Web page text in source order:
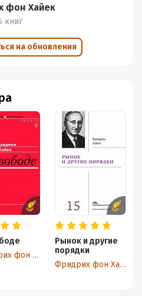
фон Хайек
книг
на обновления
Фридрих фон Хайек
Рынок и другие
порядки
Фридрих фон Хайек